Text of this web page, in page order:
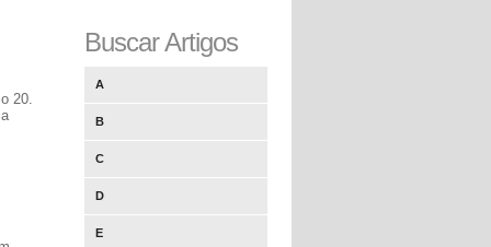
20.
Buscar Artigos
A
B
C
D
E